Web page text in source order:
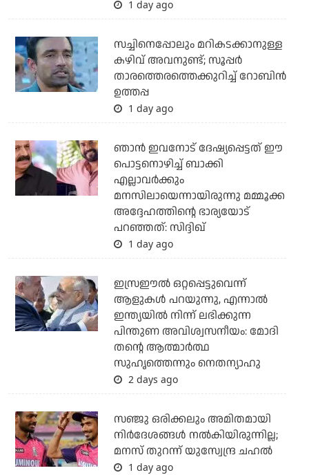
1 day ago
സച്ചിനെപ്പോലും മറികടക്കാനുള്ള
കഴിവ് അവനുണ്ട്; സൂപ്പര്‍
താരത്തെരത്തെക്കുറിച്ച് റോബിന്‍
ഉത്തപ്പ
1 day ago
ഞാന്‍ ഇവനോട് ദേഷ്യപ്പെട്ടത് ഈ
പൊട്ടനൊഴിച്ച് ബാക്കി
എല്ലാവര്‍ക്കും
മനസിലായെന്നായിരുന്നു മമ്മൂക്ക
അദ്ദേഹത്തിന്റെ ഭാര്യയോട്
പറഞ്ഞത്: സിദ്ദിഖ്
1 day ago
ഇസ്രഈല്‍ ഒറ്റപ്പെട്ടുവെന്ന്
ആളുകള്‍ പറയുന്നു, എന്നാല്‍
ഇന്ത്യയില്‍ നിന്ന് ലഭിക്കുന്ന
പിന്തുണ അവിശ്വസനീയം: മോദി
തന്റെ ആത്മാര്‍ത്ഥ
സുഹൃത്തെന്നും നെതന്യാഹു
2 days ago
സഞ്ജു ഒരിക്കലും അമിതമായി
നിര്‍ദേശങ്ങള്‍ നല്‍കിയിരുന്നില്ല;
മനസ് തുറന്ന് യുസ്വേന്ദ്ര ചഹല്‍
1 day ago